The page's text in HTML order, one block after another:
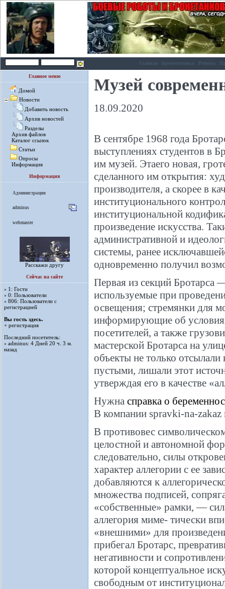
Главная Бронетехника Роботы
Главное меню
Домой
Новости
Добавить новость
Архив новостей
Разделы
Архив файлов
Каталог ссылок
Статьи
Опросы
Информация
Информация
Администрация
adminus
webmaster
Расскажи другу
Сейчас на сайте
1: Гости
0: Пользователи
806: Пользователи с
регистрацией
Вы гость здесь.
+ регистрация
Последний посетитель:
adminus: 4 Дней 20 ч. 3 м.
назад
Музей
18.09.2020
В сентябре 1968 года
выступлениях студентов в
им музей. Этаего новая,
сделанного им открытия:
производителя, а скорее в
институционального
институциональной
произведение искусства.
административной и
системы, ранее
одновременно получил
Первая из секций
используемые при
освещения; стремянки для
информирующие об
посетителей, а также
мастерской Бротарса на
объекты не только
пустыми, лишали этот
утверждая его в качестве
Нужна справка о
В компании spravki-na-zakaz
В противовес
целостной и автономной
следовательно, силы
характер аллегории с ее
добавляются к
множества подписей,
«собственные» рамки, —
аллегория миме- тически
«внешними» для
прибегал Бротарс,
негативности и
которой концептуальное
свободным от